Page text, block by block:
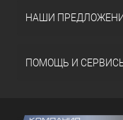
НАШИ
ПОМОЩЬ И